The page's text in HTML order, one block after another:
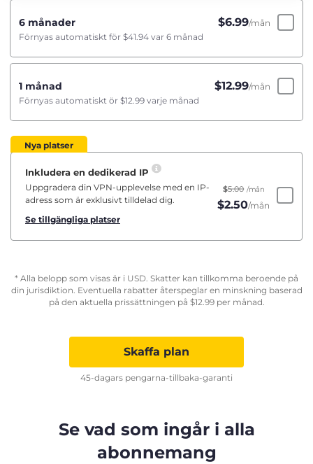
6 månader $6.99/mån
Förnyas automatiskt för $41.94 var 6 månad
1 månad $12.99/mån
Förnyas automatiskt ör $12.99 varje månad
Nya platser
Inkludera en dedikerad IP
Uppgradera din VPN-upplevelse med en IP-
adress som är exklusivt tilldelad dig.
Se tillgängliga platser
$5.00 /mån
$2.50/mån
* Alla belopp som visas är i USD. Skatter kan tillkomma beroende på
din jurisdiktion. Eventuella rabatter återspeglar en minskning baserad
på den aktuella prissättningen på $12.99per månad.
Skaffa plan
45-dagars pengarna-tillbaka-garanti
Se vad som ingår i alla
abonnemang